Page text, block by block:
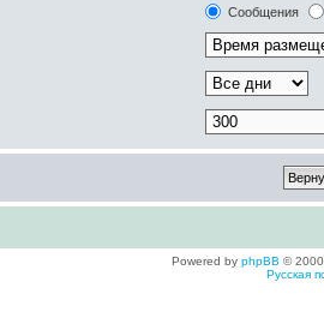
Сообщения
Powered by phpBB ©
Русская